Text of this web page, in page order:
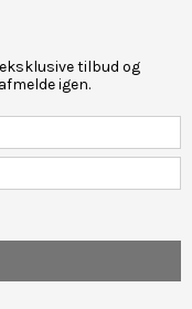
tilbud og
igen.